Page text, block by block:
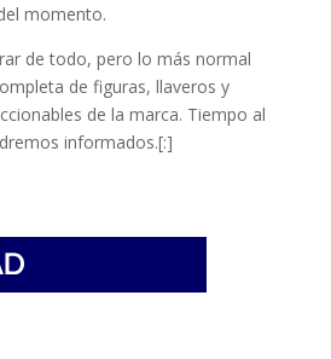
momento.
de todo, pero lo más normal
de figuras, llaveros y
de la marca. Tiempo al
informados.[:]